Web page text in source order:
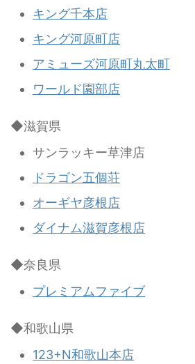
キング千本店
キング河原町店
アミューズ河原町丸太町
ワールド園部店
◆滋賀県
サンラッキー草津店
ドラゴン五個荘
オーギヤ彦根店
ダイナム滋賀彦根店
◆奈良県
プレミアムファイブ
◆和歌山県
123+N和歌山本店